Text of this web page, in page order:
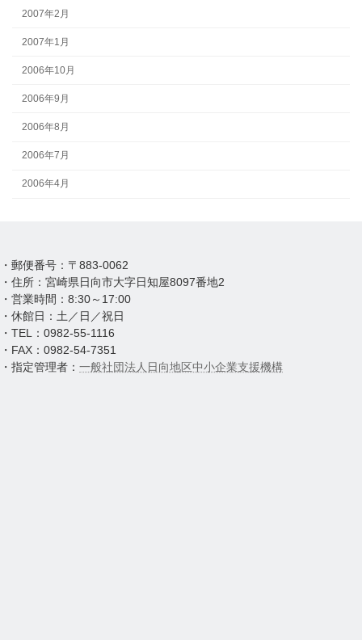
2007年2月
2007年1月
2006年10月
2006年9月
2006年8月
2006年7月
2006年4月
・郵便番号：〒883-0062
・住所：宮崎県日向市大字日知屋8097番地2
・営業時間：8:30～17:00
・休館日：土／日／祝日
・TEL：0982-55-1116
・FAX：0982-54-7351
・指定管理者： 一般社団法人日向地区中小企業支援機構